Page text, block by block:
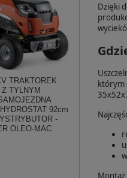
TRAKTOREK
TYLNYM
92cm
-
OLEO-MAC
Dzięki
którym
Montaż